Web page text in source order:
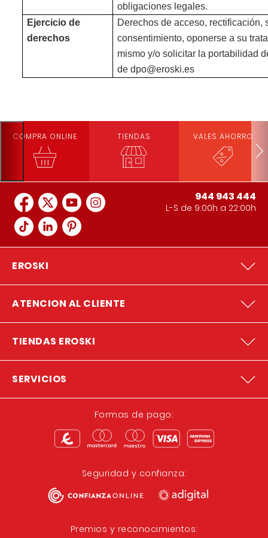
obligaciones legales.
Ejercicio de
derechos
Derechos de acceso, rectificación,
consentimiento, oponerse a su
mismo y/o solicitar la portabilidad
de dpo@eroski.es
COMPRA ONLINE TIENDAS VALES AHORRO
944 943 444
L-S de 9:00h a 22:00h
EROSKI
ATENCION AL CLIENTE
TIENDAS EROSKI
SERVICIOS
Formas de pago:
Seguridad y confianza:
Premios y reconocimientos: